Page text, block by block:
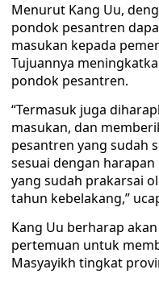
Menurut Kang Uu,
pondok pesantren
masukan kepada
Tujuannya
pondok pesantren.
“Termasuk juga
masukan, dan
pesantren yang sudah
sesuai dengan
yang sudah prakarsai
tahun kebelakang,”
Kang Uu berharap
pertemuan untuk
Masyayikh tingkat